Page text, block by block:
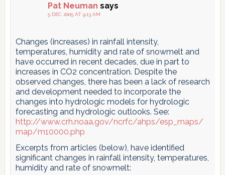
Pat Neuman says
5 DEC 2005 AT 9:13 AM
Changes (increases) in rainfall intensity,
temperatures, humidity and rate of snowmelt and
have occurred in recent decades, due in part to
increases in CO2 concentration. Despite the
observed changes, there has been a lack of research
and development needed to incorporate the
changes into hydrologic models for hydrologic
forecasting and hydrologic outlooks. See:
http://www.crh.noaa.gov/ncrfc/ahps/esp_maps/
map/m10000.php
Excerpts from articles (below), have identified
significant changes in rainfall intensity, temperatures,
humidity and rate of snowmelt: